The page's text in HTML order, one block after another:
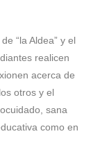
“la Aldea” y el
realicen
acerca de
otros y el
sana
como en